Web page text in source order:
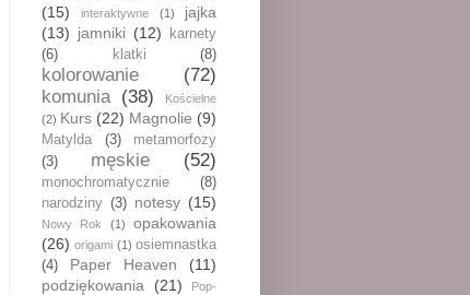
(15)
interaktywne (1)
jajka
(13) jamniki (12)
karnety
(6)
klatki (8)
kolorowanie
(72)
komunia (38)
Kościelne
(2) Kurs (22) Magnolie (9)
Matylda (3)
metamorfozy
(3)
męskie (52)
monochromatycznie
(8)
narodziny (3) notesy (15)
Nowy Rok (1)
opakowania
(26) origami (1) osiemnastka
(4)
Paper Heaven
(11)
podziękowania
(21)
Pop-